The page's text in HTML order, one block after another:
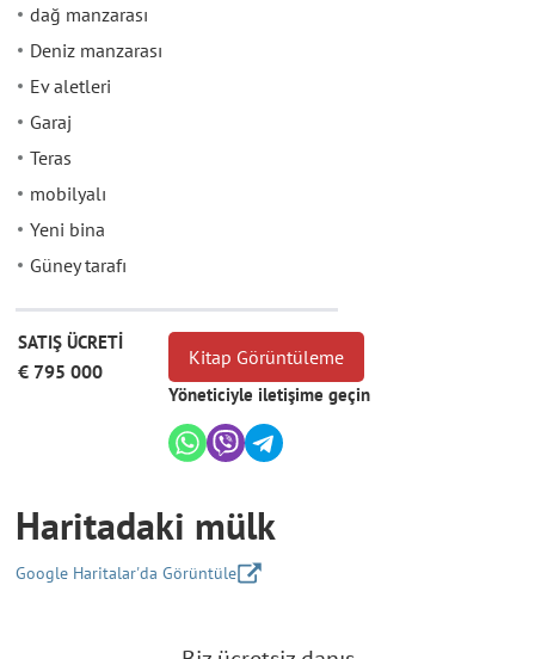
dağ manzarası
Deniz manzarası
Ev aletleri
Garaj
Teras
mobilyalı
Yeni bina
Güney tarafı
SATIŞ ÜCRETİ
€ 795 000
Kitap Görüntüleme
Yöneticiyle iletişime geçin
Haritadaki mülk
Google Haritalar'da Görüntüle